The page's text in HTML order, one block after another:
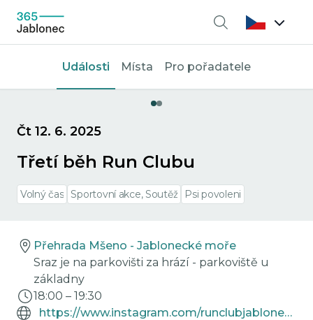
Vyhledávání
Události Místa Pro pořadatele
Čt 12. 6. 2025
Třetí běh Run Clubu
Volný čas Sportovní akce, Soutěž Psi povoleni
Přehrada Mšeno - Jablonecké moře
Sraz je na parkovišti za hrází - parkoviště u
základny
18:00 – 19:30
https://www.instagram.com/runclubjablonec?igsh=Y2dvYmtkdHZxdTk5&utm_source=qr